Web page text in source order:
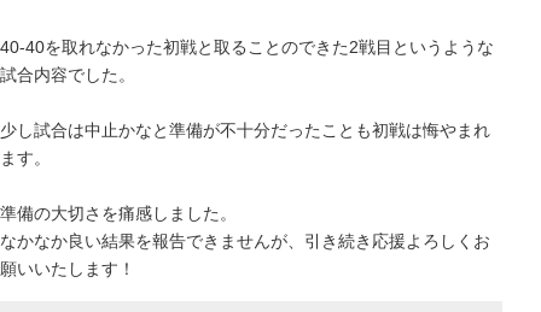
40-40を取れなかった初戦と取ることのできた2戦目というような
試合内容でした。
少し試合は中止かなと準備が不十分だったことも初戦は悔やまれ
ます。
準備の大切さを痛感しました。
なかなか良い結果を報告できませんが、引き続き応援よろしくお
願いいたします！